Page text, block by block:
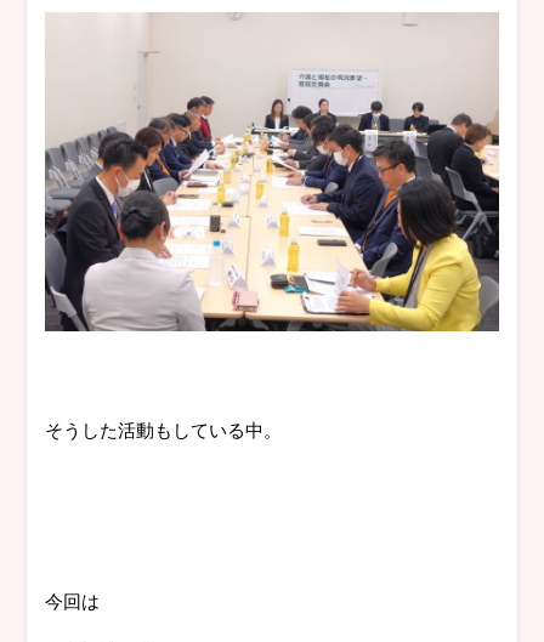
そうした活動もしている中。
今回は